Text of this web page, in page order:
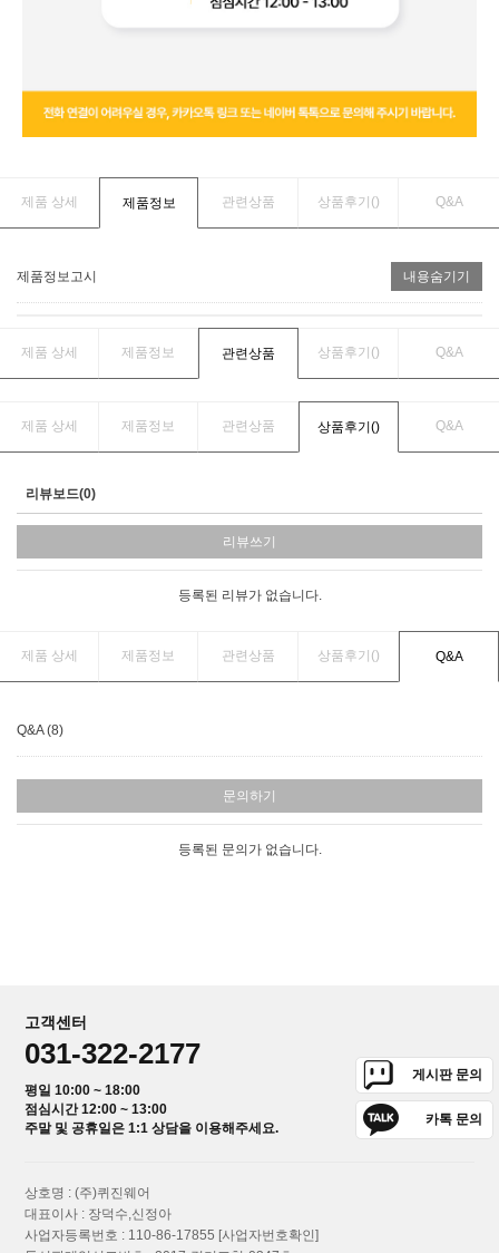
제품 상세 제품정보 관련상품 상품후기() Q&A
제품정보고시 내용숨기기
제품 상세 제품정보 관련상품 상품후기() Q&A
제품 상세 제품정보 관련상품 상품후기() Q&A
리뷰보드(0)
리뷰쓰기
등록된 리뷰가 없습니다.
제품 상세 제품정보 관련상품 상품후기() Q&A
Q&A (8)
문의하기
등록된 문의가 없습니다.
고객센터
031-322-2177
평일 10:00 ~ 18:00
점심시간 12:00 ~ 13:00
주말 및 공휴일은 1:1 상담을 이용해주세요.
게시판 문의
카톡 문의
상호명 : (주)퀴진웨어
대표이사 : 장덕수,신정아
사업자등록번호 : 110-86-17855 [사업자번호확인]